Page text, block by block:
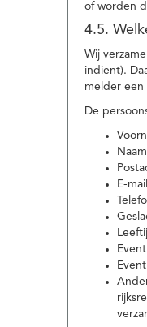
of worden
4.5.
Wij
indient).
melder
De
Naam
E-